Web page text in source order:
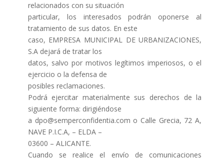
relacionados con su situación
particular, los interesados podrán oponerse al
tratamiento de sus datos. En este
caso, EMPRESA MUNICIPAL DE URBANIZACIONES,
S.A dejará de tratar los
datos, salvo por motivos legítimos imperiosos, o el
ejercicio o la defensa de
posibles reclamaciones.
Podrá ejercitar materialmente sus derechos de la
siguiente forma: dirigiéndose
a dpo@semperconfidentia.com o Calle Grecia, 72 A,
NAVE P.I.C.A, – ELDA –
03600 – ALICANTE.
Cuando se realice el envío de comunicaciones